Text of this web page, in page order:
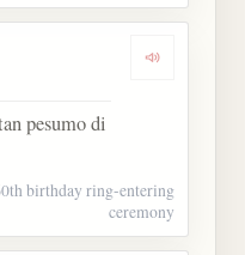
Dengarkan
pesumo di
birthday ring-entering
ceremony